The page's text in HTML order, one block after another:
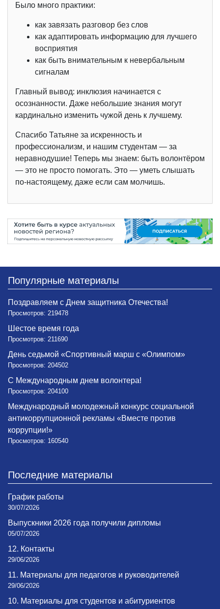
Было много практики:
как завязать разговор без слов
как адаптировать информацию для лучшего
восприятия
как быть внимательным к невербальным
сигналам
Главный вывод: инклюзия начинается с
осознанности. Даже небольшие знания могут
кардинально изменить чужой день к лучшему.
Спасибо Татьяне за искренность и
профессионализм, и нашим студентам — за
неравнодушие! Теперь мы знаем: быть волонтёром
— это не просто помогать. Это — уметь слышать
по-настоящему, даже если сам молчишь.
Популярные материалы
Поздравляем с Днем защитника Отечества!
Просмотров: 219478
Шестое время года
Просмотров: 211690
День седьмой «Спортивный марш с «Олимпом»
Просмотров: 204502
С Международным днем волонтера!
Просмотров: 204100
Международный молодежный конкурс социальной
антикоррупционной рекламы «Вместе против
коррупции!»
Просмотров: 160540
Последние материалы
График работы
30/07/2026
Выпускники 2026 года получили дипломы
05/07/2026
12. Контакты
29/06/2026
11. Материалы для педагогов и руководителей
29/06/2026
10. Материалы для студентов и абитуриентов